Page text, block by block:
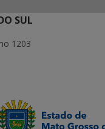
SUL
1203